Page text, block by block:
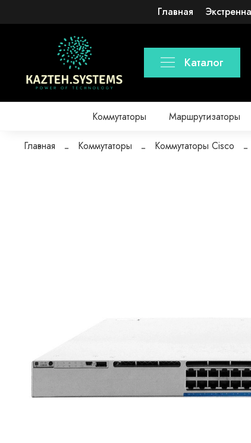
Главная
Каталог
Коммутаторы Маршрутизаторы
Главная Коммутаторы Коммутаторы Cisco